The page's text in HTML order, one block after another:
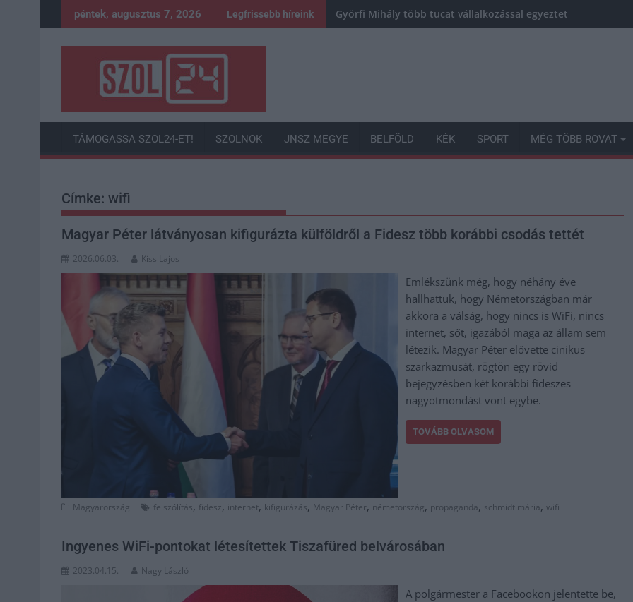
to
péntek, augusztus 7, 2026 Legfrissebb híreink Györfi Mihály több tucat vállalkozással egyeztetett a
TÁMOGASSA SZOL24-ET! SZOLNOK JNSZ MEGYE BELFÖLD KÉK SPORT MÉG TÖBB ROVAT
Címke: wifi
Magyar Péter látványosan kifigurázta külföldről a Fidesz több korábbi csodás tettét
2026.06.03. Kiss Lajos
Emlékszünk még, hogy néhány éve
hallhattuk, hogy Németországban már
akkora a válság, hogy nincs is WiFi, nincs
internet, sőt, igazából maga az állam sem
létezik. Magyar Péter elővette cinikus
szarkazmusát, rögtön egy rövid
bejegyzésben két korábbi fideszes
nagyotmondást vont egybe.
TOVÁBB OLVASOM
Magyarország felszólítás, fidesz, internet, kifigurázás, Magyar Péter, németország, propaganda, schmidt mária, wifi
Ingyenes WiFi-pontokat létesítettek Tiszafüred belvárosában
2023.04.15. Nagy László
A polgármester a Facebookon jelentette be,